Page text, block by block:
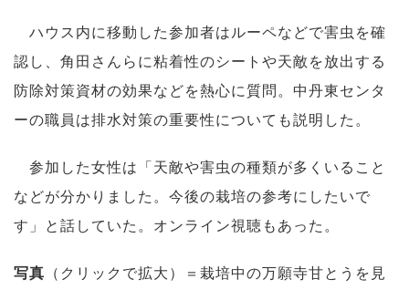
ハウス内に移動した参加者はルーペなどで害虫を確
認し、角田さんらに粘着性のシートや天敵を放出する
防除対策資材の効果などを熱心に質問。中丹東センタ
ーの職員は排水対策の重要性についても説明した。
参加した女性は「天敵や害虫の種類が多くいること
などが分かりました。今後の栽培の参考にしたいで
す」と話していた。オンライン視聴もあった。
写真 （クリックで拡大）＝栽培中の万願寺甘とうを見